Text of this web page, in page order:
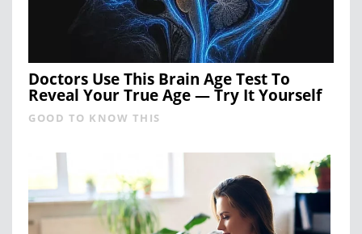
Doctors Use This Brain Age Test To
Reveal Your True Age — Try It Yourself
GOOD TO KNOW THIS